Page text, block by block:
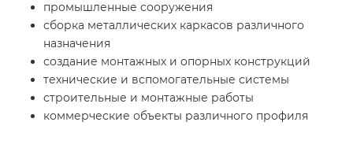
промышленные сооружения
сборка металлических каркасов различного
назначения
создание монтажных и опорных конструкций
технические и вспомогательные системы
строительные и монтажные работы
коммерческие объекты различного профиля